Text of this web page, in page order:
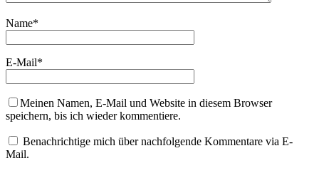
Name*
E-Mail*
Meinen Namen, E-Mail und Website in diesem Browser
speichern, bis ich wieder kommentiere.
Benachrichtige mich über nachfolgende Kommentare via E-
Mail.